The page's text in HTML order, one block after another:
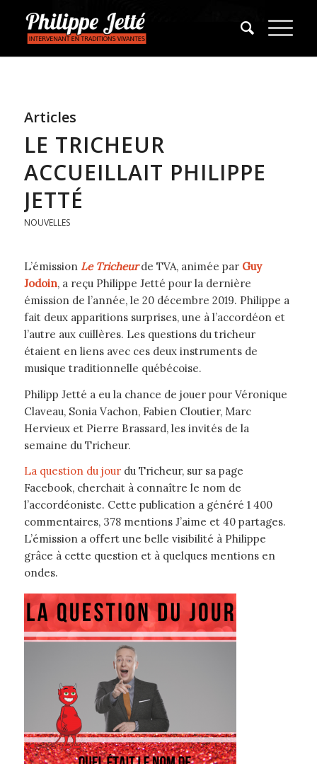
Articles
LE TRICHEUR
ACCUEILLAIT PHILIPPE
JETTÉ
NOUVELLES
L’émission Le Tricheurde TVA, animée par Guy
Jodoin, a reçu Philippe Jetté pour la dernière
émission de l’année, le 20 décembre 2019. Philippe a
fait deux apparitions surprises, une à l’accordéon et
l’autre aux cuillères. Les questions du tricheur
étaient en liens avec ces deux instruments de
musique traditionnelle québécoise.
Philipp Jetté a eu la chance de jouer pour Véronique
Claveau, Sonia Vachon, Fabien Cloutier, Marc
Hervieux et Pierre Brassard, les invités de la
semaine du Tricheur.
La question du jourdu Tricheur, sur sa page
Facebook, cherchait à connaître le nom de
l’accordéoniste. Cette publication a généré 1 400
commentaires, 378 mentions J’aime et 40 partages.
L’émission a offert une belle visibilité à Philippe
grâce à cette question et à quelques mentions en
ondes.